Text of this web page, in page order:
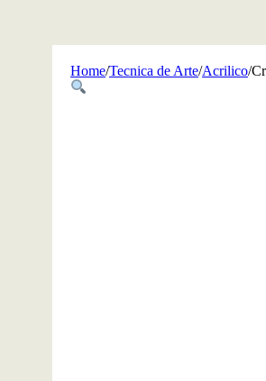
Home/Tecnica de Arte/Acrilico/